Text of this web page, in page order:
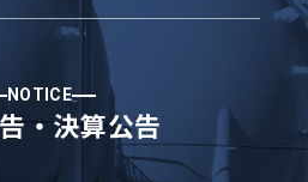
・決算公告
NOTICE